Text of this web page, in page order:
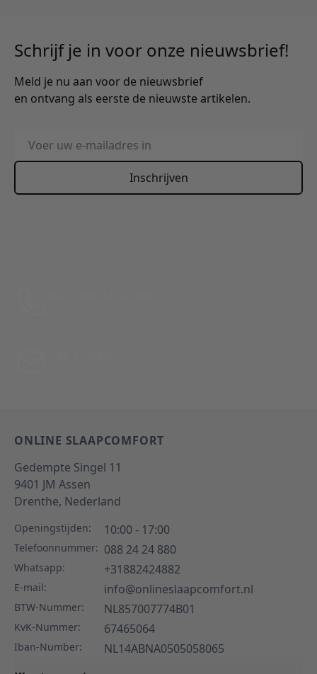
Schrijf je in voor onze nieuwsbrief!
Meld je nu aan voor de nieuwsbrief
en ontvang als eerste de nieuwste artikelen.
E-mailadres
Inschrijven
ONLINE SLAAPCOMFORT
Gedempte Singel 11
9401 JM Assen
Drenthe, Nederland
Openingstijden: 10:00 - 17:00
Telefoonnummer: 088 24 24 880
Whatsapp: +31882424882
E-mail: info@onlineslaapcomfort.nl
BTW-Nummer: NL857007774B01
KvK-Nummer: 67465064
Iban-Number:
NL14ABNA0505058065